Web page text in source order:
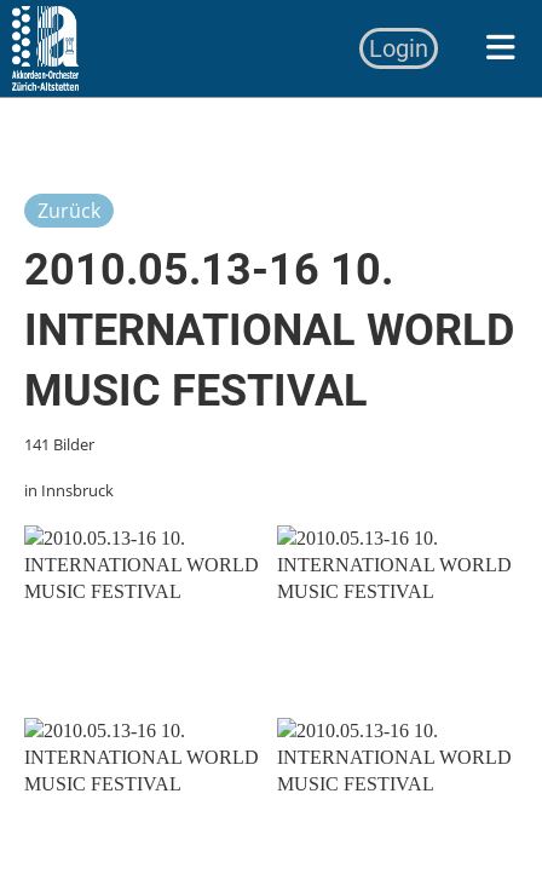
Login
Zurück
2010.05.13-16 10.
INTERNATIONAL WORLD
MUSIC FESTIVAL
141 Bilder
in Innsbruck